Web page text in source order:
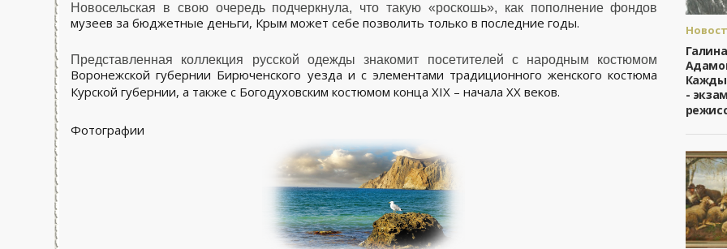
Новосельская в свою очередь подчеркнула, что такую «роскошь», как пополнение фондов
музеев за бюджетные деньги, Крым может себе позволить только в последние годы.
Представленная коллекция русской одежды знакомит посетителей с народным костюмом
Воронежской губернии Бирюченского уезда и с элементами традиционного женского костюма
Курской губернии, а также с Богодуховским костюмом конца XIX – начала XX веков.
Фотографии
Крыма.
Галина
-